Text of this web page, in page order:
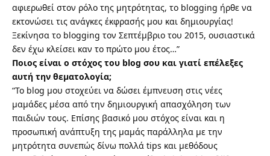
αφιερωθεί στον ρόλο της μητρότητας, το blogging ήρθε να
εκτονώσει τις ανάγκες έκφρασής μου και δημιουργίας!
Ξεκίνησα το blogging τον Σεπτέμβριο του 2015, ουσιαστικά
δεν έχω κλείσει καν το πρώτο μου έτος…”
Ποιος είναι ο στόχος του blog σου και γιατί επέλεξες
αυτή την θεματολογία;
“Το blog μου στοχεύει να δώσει έμπνευση στις νέες
μαμάδες μέσα από την δημιουργική απασχόληση των
παιδιών τους. Επίσης βασικό μου στόχος είναι και η
προσωπική ανάπτυξη της μαμάς παράλληλα με την
μητρότητα συνεπώς δίνω πολλά tips και μεθόδους